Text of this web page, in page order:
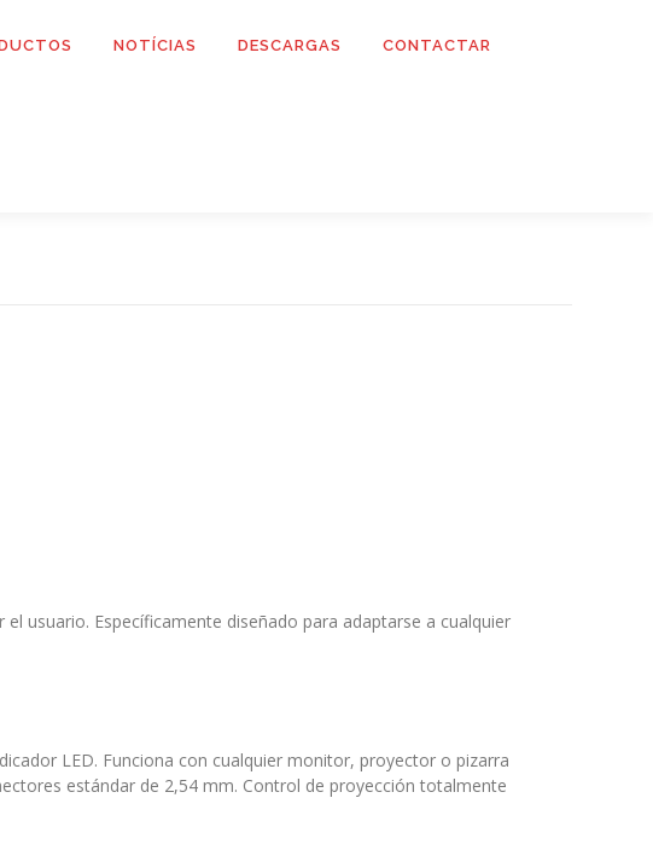
NOTÍCIAS DESCARGAS CONTACTAR
usuario. Específicamente diseñado para adaptarse a cualquier
LED. Funciona con cualquier monitor, proyector o pizarra
estándar de 2,54 mm. Control de proyección totalmente